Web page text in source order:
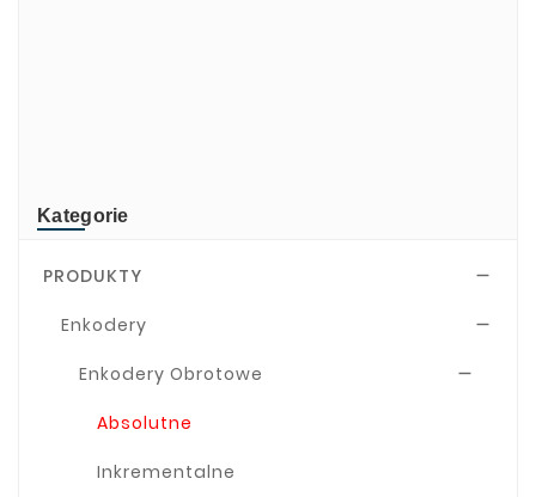
Kategorie
PRODUKTY 
Enkodery 
Enkodery Obrotowe 
Absolutne
Inkrementalne